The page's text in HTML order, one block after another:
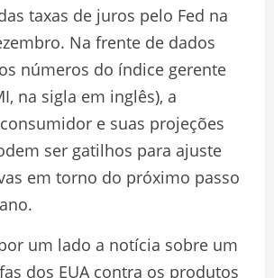
taxas de juros pelo Fed na
Na frente de dados
números do índice gerente
na sigla em inglês), a
e suas projeções
ser gatilhos para ajuste
em torno do próximo passo
um lado a notícia sobre um
dos EUA contra os produtos